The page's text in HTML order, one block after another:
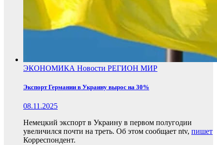
ЭКОНОМИКА Новости РЕГИОН МИР
Экспорт Германии в Украину вырос на 30%
08.11.2025
Немецкий экспорт в Украину в первом полугодии
увеличился почти на треть. Об этом сообщает ntv, пишет
Корреспондент.